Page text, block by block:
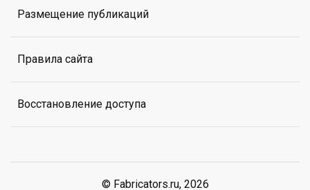
Размещение публикаций
Правила сайта
Восстановление доступа
© Fabricators.ru, 2026